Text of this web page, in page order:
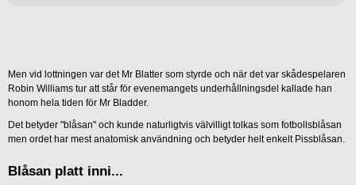
Men vid lottningen var det Mr Blatter som styrde och när det var skådespelaren
Robin Williams tur att står för evenemangets underhållningsdel kallade han
honom hela tiden för Mr Bladder.
Det betyder "blåsan" och kunde naturligtvis välvilligt tolkas som fotbollsblåsan
men ordet har mest anatomisk användning och betyder helt enkelt Pissblåsan.
Blåsan platt inni...